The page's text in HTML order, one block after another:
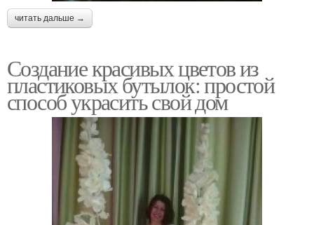
читать дальше →
Создание красивых цветов из
пластиковых бутылок: простой
способ украсить свой дом